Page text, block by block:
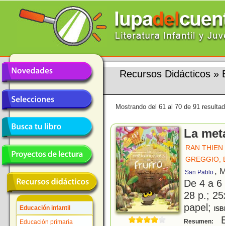
Educación infantil
Educación primaria
Recursos Didácticos »
Mostrando del 61 al 70 de 91
La
RAN
GREGGIO,
San Pablo ,
De 4 a
28 p.;
papel;
Resumen: